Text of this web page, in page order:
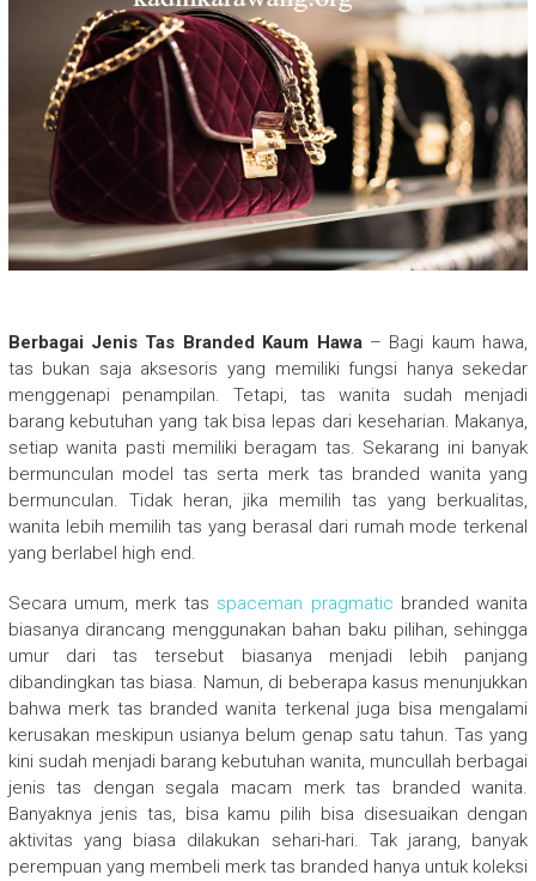
Berbagai Jenis Tas Branded Kaum Hawa– Bagi kaum hawa,
tas bukan saja aksesoris yang memiliki fungsi hanya sekedar
menggenapi penampilan. Tetapi, tas wanita sudah menjadi
barang kebutuhan yang tak bisa lepas dari keseharian. Makanya,
setiap wanita pasti memiliki beragam tas. Sekarang ini banyak
bermunculan model tas serta merk tas branded wanita yang
bermunculan. Tidak heran, jika memilih tas yang berkualitas,
wanita lebih memilih tas yang berasal dari rumah mode terkenal
yang berlabel high end.
Secara umum, merk tas spaceman pragmatic branded wanita
biasanya dirancang menggunakan bahan baku pilihan, sehingga
umur dari tas tersebut biasanya menjadi lebih panjang
dibandingkan tas biasa. Namun, di beberapa kasus menunjukkan
bahwa merk tas branded wanita terkenal juga bisa mengalami
kerusakan meskipun usianya belum genap satu tahun. Tas yang
kini sudah menjadi barang kebutuhan wanita, muncullah berbagai
jenis tas dengan segala macam merk tas branded wanita.
Banyaknya jenis tas, bisa kamu pilih bisa disesuaikan dengan
aktivitas yang biasa dilakukan sehari-hari. Tak jarang, banyak
perempuan yang membeli merk tas branded hanya untuk koleksi